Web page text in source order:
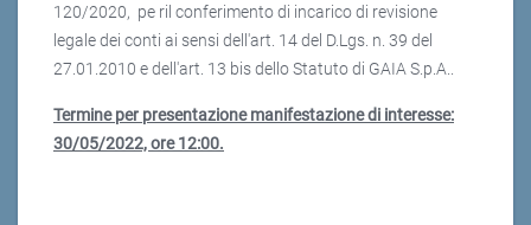
120/2020, pe ril conferimento di incarico di revisione
legale dei conti ai sensi dell'art. 14 del D.Lgs. n. 39 del
27.01.2010 e dell'art. 13 bis dello Statuto di GAIA S.p.A..
Termine per presentazione manifestazione di interesse:
30/05/2022, ore 12:00.